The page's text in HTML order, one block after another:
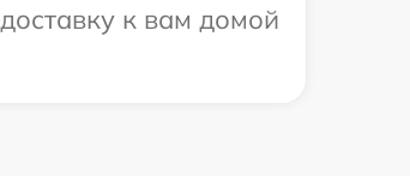
к вам домой